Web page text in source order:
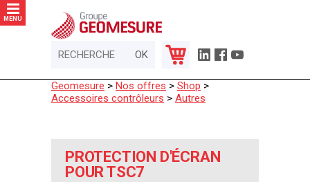
MENU
Geomesure > Nos offres > Shop >
Accessoires contrôleurs > Autres
PROTECTION D'ÉCRAN
POUR TSC7
Panneau de gestion des cookies